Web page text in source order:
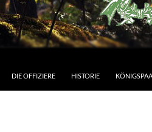
DIE OFFIZIERE HISTORIE